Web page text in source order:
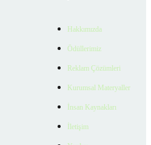
Hakkımızda
Ödüllerimiz
Reklam Çözümleri
Kurumsal Materyaller
İnsan Kaynakları
İletişim